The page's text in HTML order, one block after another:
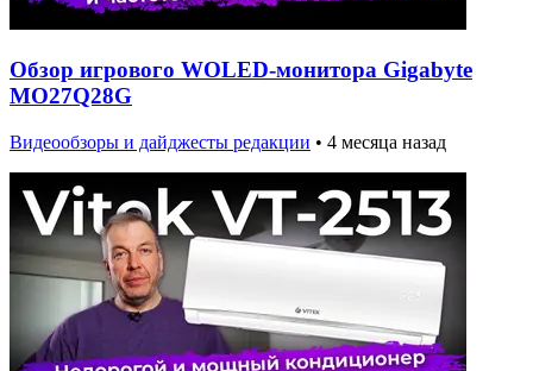
Обзор игрового WOLED-монитора Gigabyte
MO27Q28G
Видеообзоры и дайджесты редакции • 4 месяца назад